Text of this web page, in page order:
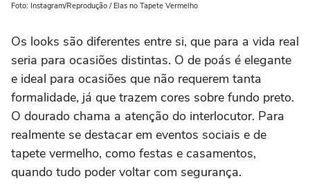
Foto: Instagram/Reprodução / Elas no Tapete Vermelho
Os looks são diferentes entre si, que para a vida real
seria para ocasiões distintas. O de poás é elegante
e ideal para ocasiões que não requerem tanta
formalidade, já que trazem cores sobre fundo preto.
O dourado chama a atenção do interlocutor. Para
realmente se destacar em eventos sociais e de
tapete vermelho, como festas e casamentos,
quando tudo poder voltar com segurança.